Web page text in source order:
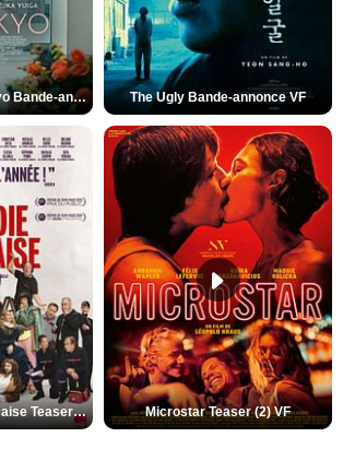
Des Fleurs pour Tokyo Bande-annonce VO STFR The Ugly Bande-annonce VF
De la Comédie-Française Teaser (3) VF Microstar Teaser (2) VF